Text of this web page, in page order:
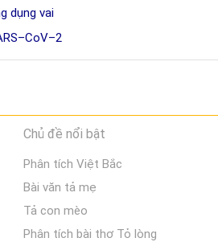
dụng vai
Chủ đề nổi bật
Phân tích Việt Bắc
Bài văn tả mẹ
Tả con mèo
Phân tích bài thơ Tỏ lòng